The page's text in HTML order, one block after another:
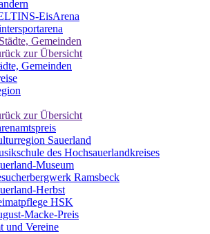
EisArena
Gemeinden
zur Übersicht
Gemeinden
zur Übersicht
Sauerland
des Hochsauerlandkreises
Museum
Ramsbeck
Herbst
HSK
Macke-Preis
und Vereine